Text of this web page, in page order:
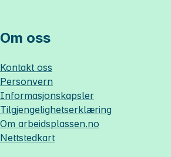
Om oss
Kontakt oss
Personvern
Informasjonskapsler
Tilgjengelighetserklæring
Om arbeidsplassen.no
Nettstedkart